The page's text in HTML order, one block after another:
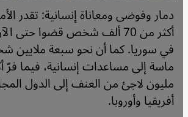
دمار وفوضى ومعاناة إنسانية: تقدر
أكثر من 70 ألف شخص قضوا حتى
في سوريا. كما أن نحو سبعة
مليون لاجئ من العنف إلى الدول
أفريقيا وأوروبا.